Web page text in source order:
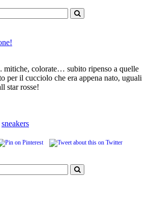
mitiche, colorate… subito ripenso a quelle
per il cucciolo che era appena nato, uguali
star rosse!
sneakers